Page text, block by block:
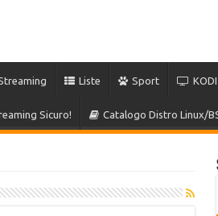
Liste Sport KODI
Sicuro! Catalogo Distro Linux/